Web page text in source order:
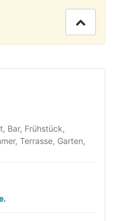
GR
RO
Bar, Frühstück,
Terrasse, Garten,